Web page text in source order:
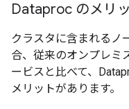
Dataproc のメリ
クラスタに含まれるノ
合、従来のオンプレミ
ービスと比べて、
メリットがあります。